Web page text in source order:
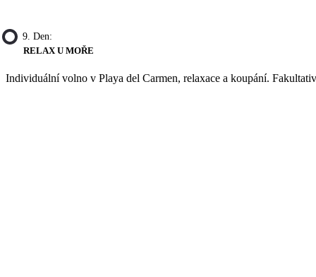
9. Den:
RELAX U MOŘE
Individuální volno v Playa del Carmen, relaxace a koupání.